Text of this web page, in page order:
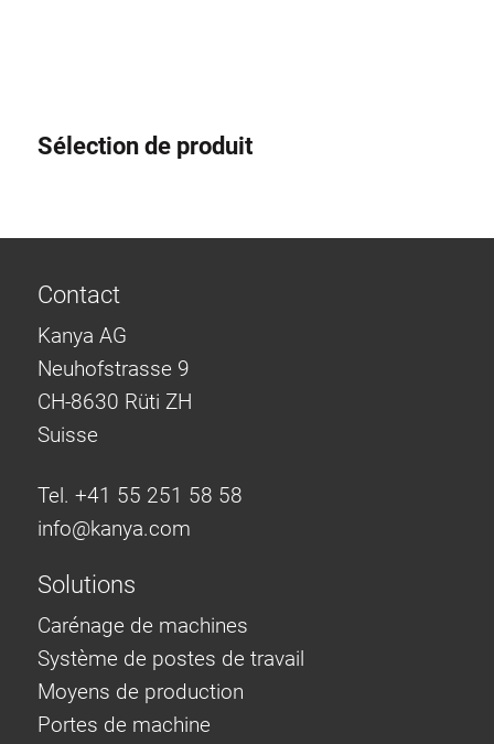
Sélection de produit
Contact
Kanya AG
Neuhofstrasse 9
CH-8630 Rüti ZH
Suisse
Tel. +41 55 251 58 58
info@kanya.com
Solutions
Carénage de machines
Système de postes de travail
Moyens de production
Portes de machine